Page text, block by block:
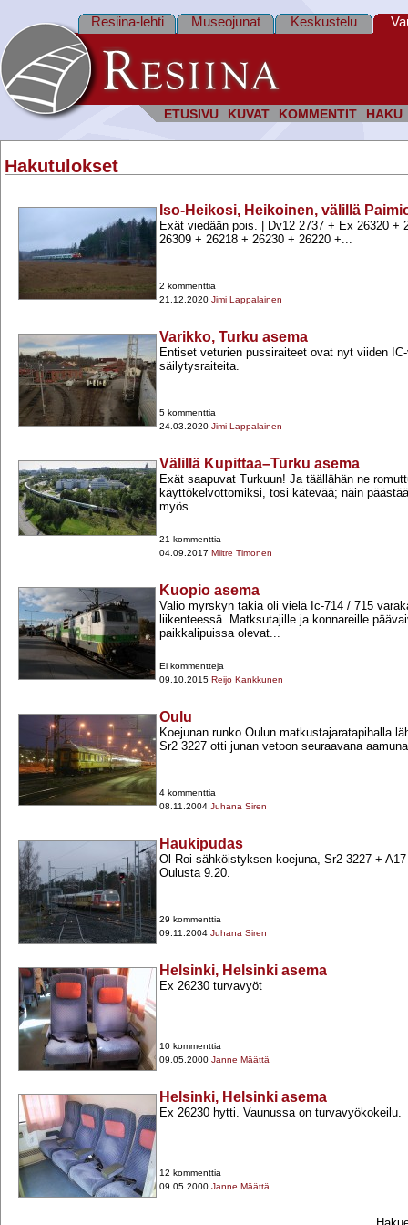
ETUSIVU KUVAT KOMMENTIT HAKU
Resiina-lehti Museojunat Keskustelu
Hakutulokset
Iso-Heikosi, Heikoinen, välillä
Exät viedään pois. | Dv12 2737 +​ Ex 26320 +​
26309 +​ 26218 +​ 26230 +​ 26220 +​...
2 kommenttia
21.12.2020 Jimi Lappalainen
Varikko, Turku asema
Entiset veturien pussiraiteet ovat nyt viiden
säilytysraiteita.
5 kommenttia
24.03.2020 Jimi Lappalainen
Välillä Kupittaa–Turku asema
Exät saapuvat Turkuun! Ja täällähän ne
käyttökelvottomiksi, tosi kätevää; näin
myös...
21 kommenttia
04.09.2017 Miitre Timonen
Kuopio asema
Valio myrskyn takia oli vielä Ic-​714 / 715
liikenteessä. Matksutajille ja konnareille
paikkalipuissa olevat...
Ei kommentteja
09.10.2015 Reijo Kankkunen
Oulu
Koejunan runko Oulun matkustajaratapihalla
Sr2 3227 otti junan vetoon seuraavana
4 kommenttia
08.11.2004 Juhana Siren
Haukipudas
Ol-​Roi-​sähköistyksen koejuna, Sr2 3227 +​
Oulusta 9.20.
29 kommenttia
09.11.2004 Juhana Siren
Helsinki, Helsinki asema
Ex 26230 turvavyöt
10 kommenttia
09.05.2000 Janne Määttä
Helsinki, Helsinki asema
Ex 26230 hytti. Vaunussa on turvavyökokeilu.
12 kommenttia
09.05.2000 Janne Määttä